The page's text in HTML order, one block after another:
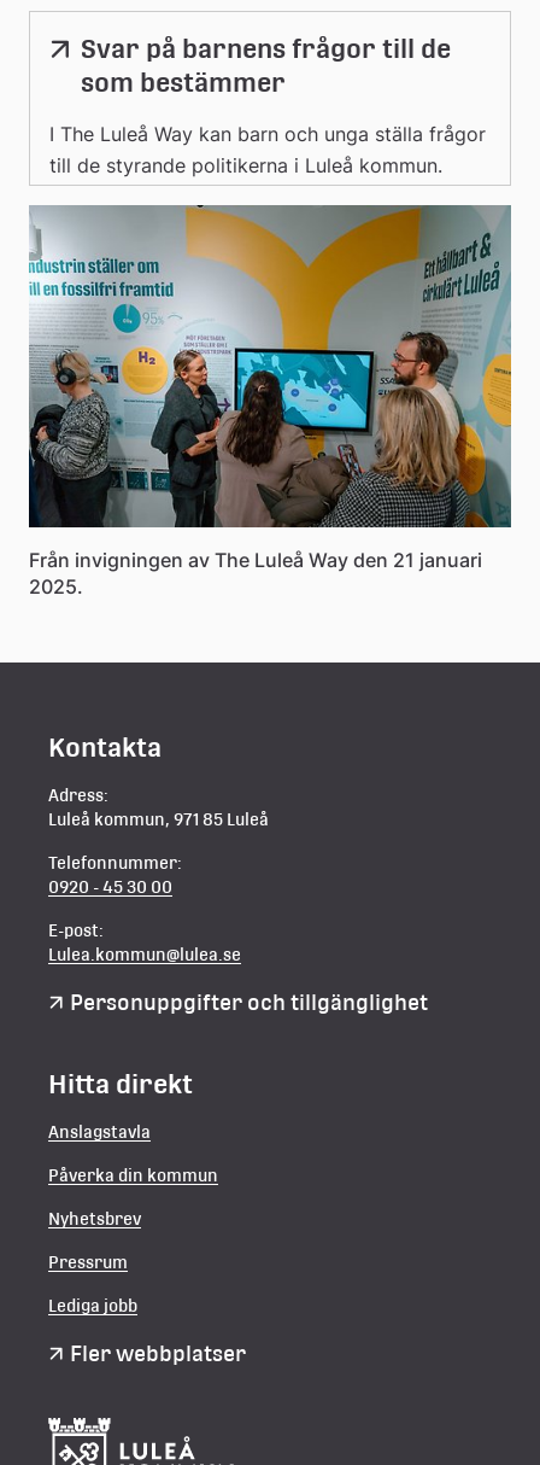
Svar på barnens frågor till de
som bestämmer
I The Luleå Way kan barn och unga ställa frågor
till de styrande politikerna i Luleå kommun.
Från invigningen av The Luleå Way den 21 januari
2025.
Kontakta
Adress:
Luleå kommun, 971 85 Luleå
Telefonnummer:
0920 - 45 30 00
E-post:
Lulea.kommun@lulea.se
Personuppgifter och tillgänglighet
Hitta direkt
Anslagstavla
Påverka din kommun
Nyhetsbrev
Pressrum
Lediga jobb
Fler webbplatser